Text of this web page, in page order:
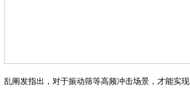
乱阐发指出，对于振动筛等高频冲击场景，才能实